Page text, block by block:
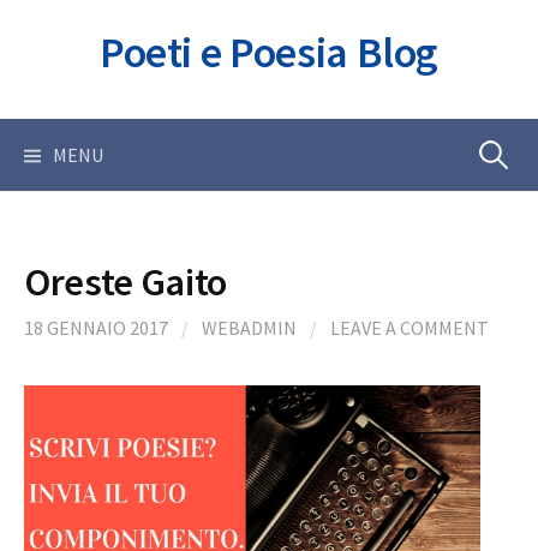
Poeti e Poesia Blog
MENU Ricerca
Oreste Gaito
18 GENNAIO 2017 / WEBADMIN / LEAVE A COMMENT